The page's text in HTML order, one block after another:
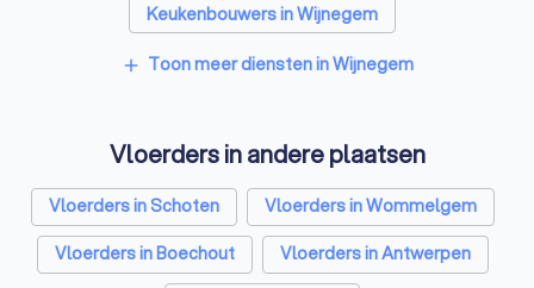
Keukenbouwers in Wijnegem
add Toon meer diensten in Wijnegem
Vloerders in andere plaatsen
Vloerders in Schoten
Vloerders in Wommelgem
Vloerders in Boechout
Vloerders in Antwerpen